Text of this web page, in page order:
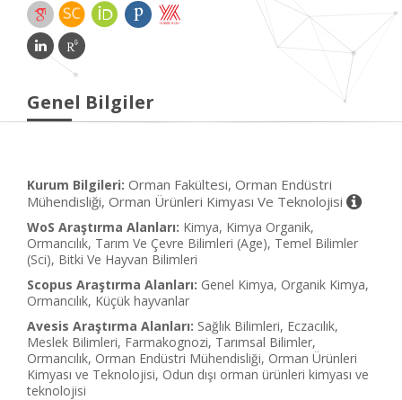
Genel Bilgiler
Kurum Bilgileri: Orman Fakültesi, Orman Endüstri
Mühendisliği, Orman Ürünleri Kimyası Ve Teknolojisi
WoS Araştırma Alanları: Kimya, Kimya Organik,
Ormancılık, Tarım Ve Çevre Bilimleri (Age), Temel Bilimler
(Sci), Bitki Ve Hayvan Bilimleri
Scopus Araştırma Alanları: Genel Kimya, Organik Kimya,
Ormancılık, Küçük hayvanlar
Avesis Araştırma Alanları: Sağlık Bilimleri, Eczacılık,
Meslek Bilimleri, Farmakognozi, Tarımsal Bilimler,
Ormancılık, Orman Endüstri Mühendisliği, Orman Ürünleri
Kimyası ve Teknolojisi, Odun dışı orman ürünleri kimyası ve
teknolojisi